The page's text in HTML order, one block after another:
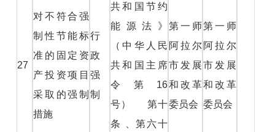
27
对不符合强
制性节能标
准的固定资
产投资项目
采取的强制
措施
行
政
强
制
共和国节约
能源法》
（中华人民
共和国主席
令第16
号） 第十
条 、第六十
第一师
阿拉尔
市发展
和改革
委员会
第一师
阿拉尔
市发展
和改革
委员会